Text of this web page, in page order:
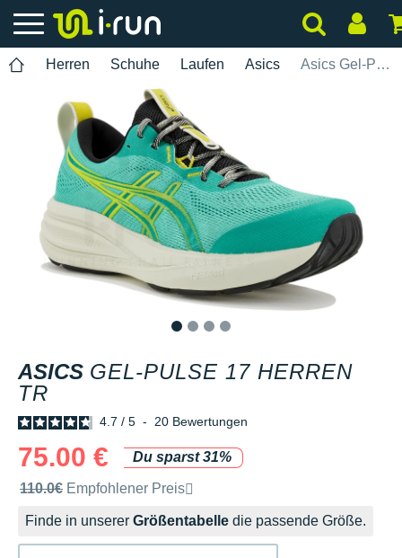
Herren Schuhe Laufen Asics Asics Gel-Pulse 17 Herren TR
ASICS GEL-PULSE 17 HERREN
TR
4.7 / 5 - 20 Bewertungen
75.00 €
Du sparst 31%
Unverbindliche Preisempfehlung der Marke
110.0€ Empfohlener Preis
Finde in unserer Größentabelle die passende Größe.